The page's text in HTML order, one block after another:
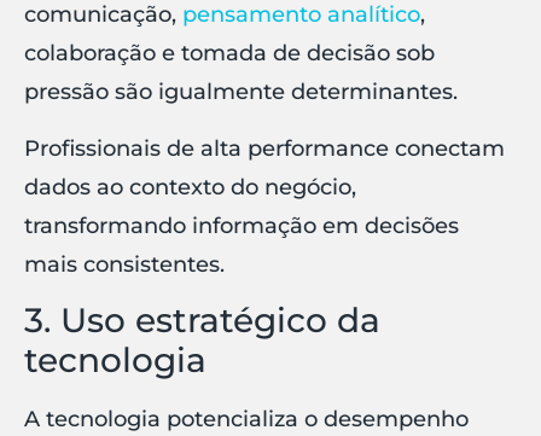
comunicação, pensamento analítico,
colaboração e tomada de decisão sob
pressão são igualmente determinantes.
Profissionais de alta performance conectam
dados ao contexto do negócio,
transformando informação em decisões
mais consistentes.
3. Uso estratégico da
tecnologia
A tecnologia potencializa o desempenho